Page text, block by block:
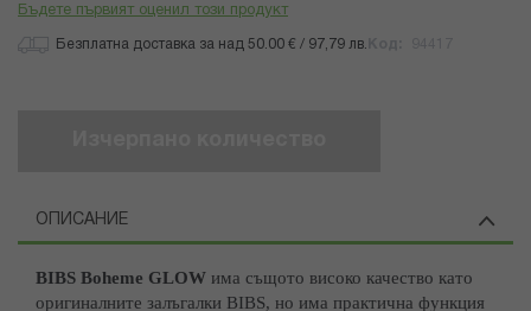
Бъдете първият оценил този продукт
Безплатна доставка за над 50.00 € / 97,79 лв.
ОПИСАНИЕ
BIBS Boheme GLOW има същото високо качество като
оригиналните залъгалки BIBS, но има практична функция